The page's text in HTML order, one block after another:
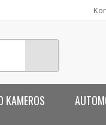
KAMEROS